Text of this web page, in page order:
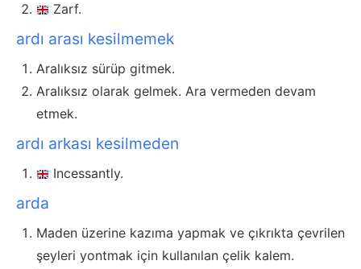
Zarf.
ardı arası kesilmemek
Aralıksız sürüp gitmek.
Aralıksız olarak gelmek. Ara vermeden devam
etmek.
ardı arkası kesilmeden
Incessantly.
arda
Maden üzerine kazıma yapmak ve çıkrıkta çevrilen
şeyleri yontmak için kullanılan çelik kalem.